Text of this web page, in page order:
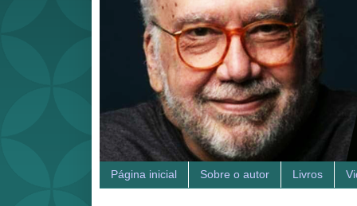
Página inicial Sobre o autor Livros